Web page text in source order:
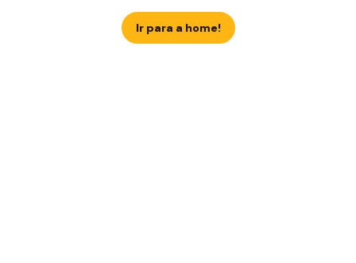
Ir para a home!